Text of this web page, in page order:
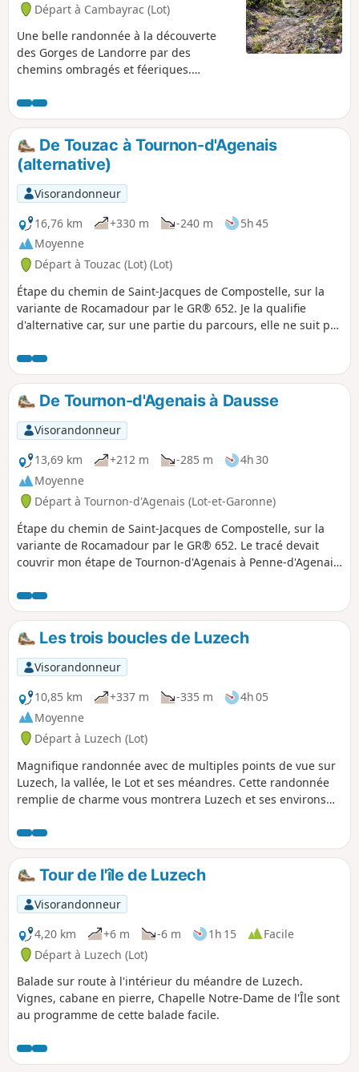
Départ à Cambayrac (Lot)
Une belle randonnée à la découverte
des Gorges de Landorre par des
chemins ombragés et féeriques.
patrimoniaux tout au long du circuit.
De Touzac à Tournon-d'Agenais
(alternative)
Visorandonneur
16,76 km
+330 m -240 m
5h 45
Moyenne
Départ à Touzac (Lot) (Lot)
Étape du chemin de Saint-Jacques de Compostelle, sur la
variante de Rocamadour par le GR® 652. Je la qualifie
d'alternative car, sur une partie du parcours, elle ne suit pas
difficilement praticables de ce mois de mai 2024.
De Tournon-d'Agenais à Dausse
Visorandonneur
13,69 km
+212 m -285 m
4h 30
Moyenne
Départ à Tournon-d'Agenais (Lot-et-Garonne)
Étape du chemin de Saint-Jacques de Compostelle, sur la
variante de Rocamadour par le GR® 652. Le tracé devait
couvrir mon étape de Tournon-d'Agenais à Penne-d'Agenais,
interrompu à Dausse.
Les trois boucles de Luzech
Visorandonneur
10,85 km
+337 m -335 m
4h 05
Moyenne
Départ à Luzech (Lot)
Magnifique randonnée avec de multiples points de vue sur
Luzech, la vallée, le Lot et ses méandres. Cette randonnée
remplie de charme vous montrera Luzech et ses environs
Tour de l'île de Luzech
Visorandonneur
4,20 km
+6 m -6 m 1h 15
Facile
Départ à Luzech (Lot)
Balade sur route à l'intérieur du méandre de Luzech.
Vignes, cabane en pierre, Chapelle Notre-Dame de l'Île sont
au programme de cette balade facile.